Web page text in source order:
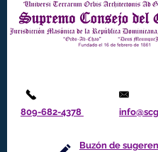
809-682-4378
Buzón de